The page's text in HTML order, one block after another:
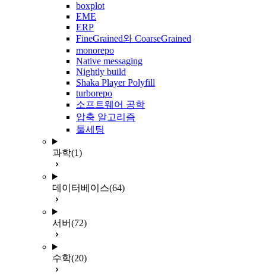
boxplot
EME
ERP
FineGrained와 CoarseGrained
monorepo
Native messaging
Nightly build
Shaka Player Polyfill
turborepo
소프트웨어 공학
압축 알고리즘
툴세팅
과학(1)
데이터베이스(64)
서버(72)
수학(20)